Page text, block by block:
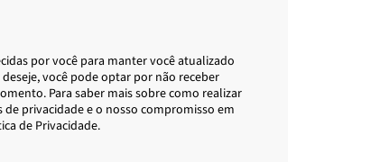
por você para manter você atualizado
você pode optar por não receber
Para saber mais sobre como realizar
privacidade e o nosso compromisso em
de Privacidade.